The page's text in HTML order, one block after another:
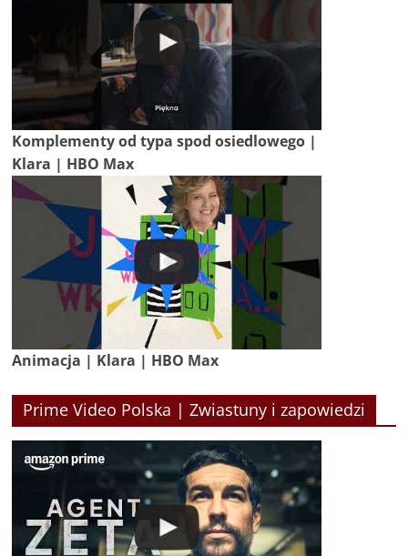
Komplementy od typa spod osiedlowego |
Klara | HBO Max
Animacja | Klara | HBO Max
Prime Video Polska | Zwiastuny i zapowiedzi